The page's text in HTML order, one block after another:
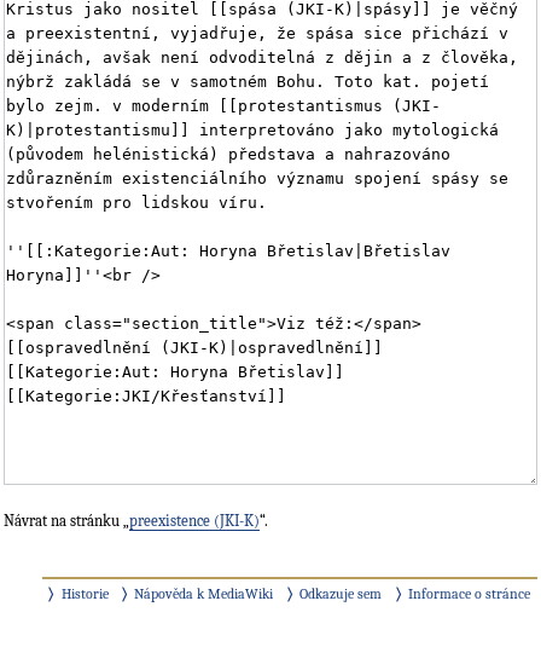
Návrat na stránku „ preexistence (JKI-K)“.
Historie Nápověda k MediaWiki Odkazuje sem Informace o stránce